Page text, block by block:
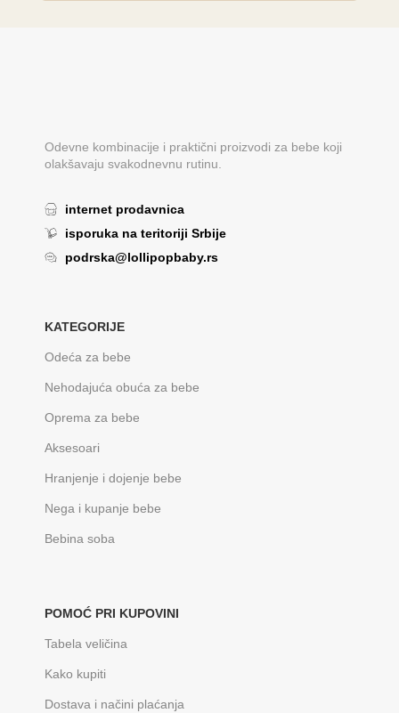
Odevne kombinacije i praktični proizvodi za bebe koji
olakšavaju svakodnevnu rutinu.
internet prodavnica
isporuka na teritoriji Srbije
podrska@lollipopbaby.rs
KATEGORIJE
Odeća za bebe
Nehodajuća obuća za bebe
Oprema za bebe
Aksesoari
Hranjenje i dojenje bebe
Nega i kupanje bebe
Bebina soba
POMOĆ PRI KUPOVINI
Tabela veličina
Kako kupiti
Dostava i načini plaćanja